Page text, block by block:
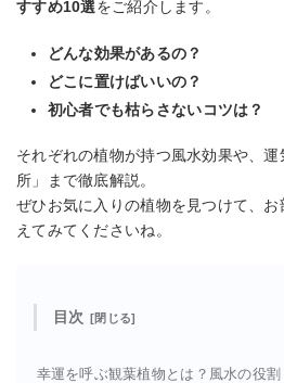
すすめ10選をご紹介します。
どんな効果があるの？
どこに置けばいいの？
初心者でも枯らさないコツは？
それぞれの植物が持つ風水効果や、
所」まで徹底解説。
ぜひお気に入りの植物を見つけて、
えてみてくださいね。
目次
幸運を呼ぶ観葉植物とは？風水の役割